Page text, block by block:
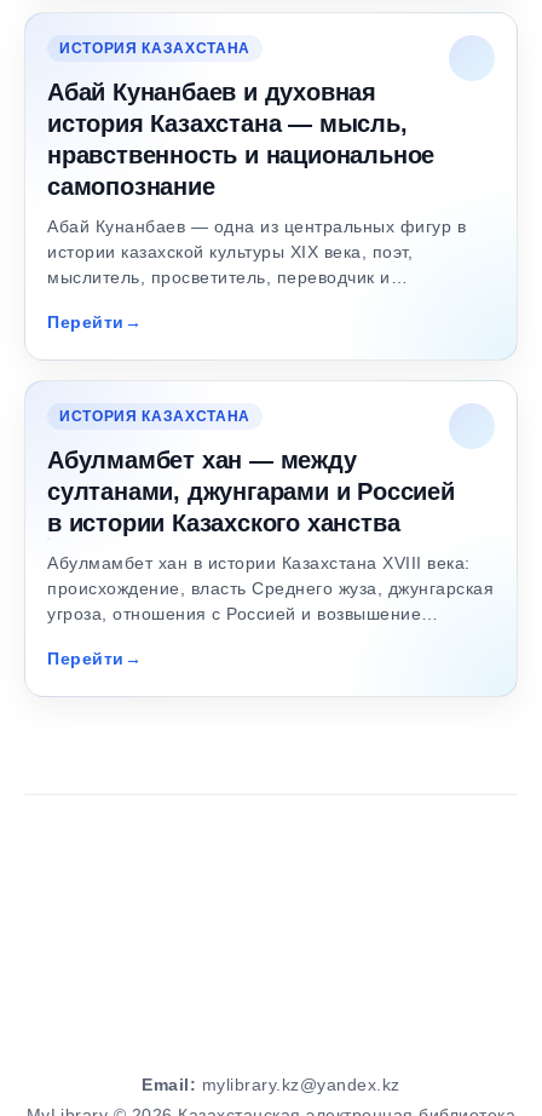
ИСТОРИЯ КАЗАХСТАНА
Абай Кунанбаев и духовная
история Казахстана — мысль,
нравственность и национальное
самопознание
Абай Кунанбаев — одна из центральных фигур в
истории казахской культуры XIX века, поэт,
мыслитель, просветитель, переводчик и…
Перейти
ИСТОРИЯ КАЗАХСТАНА
Абулмамбет хан — между
султанами, джунгарами и Россией
в истории Казахского ханства
Абулмамбет хан в истории Казахстана XVIII века:
происхождение, власть Среднего жуза, джунгарская
угроза, отношения с Россией и возвышение…
Перейти
Email: mylibrary.kz@yandex.kz